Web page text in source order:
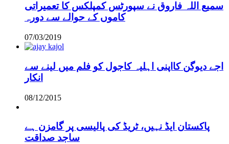
سمیع اللہ فاروق نے سپورٹس کمپلکس کا تعمیراتی
کاموں کے حوالے سے دورہ
07/03/2019
اجے دیوگن کااپنی اہلیہ کاجول کو فلم میں لینے سے
انکار
08/12/2015
پاکستان ایڈ نہیں، ٹریڈ کی پالیسی پر گامزن ہے
ساجد صداقت